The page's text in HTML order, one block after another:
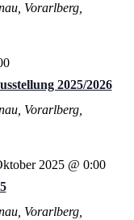
Vorarlberg,
2025/2026
Vorarlberg,
2025 @ 0:00
Vorarlberg,